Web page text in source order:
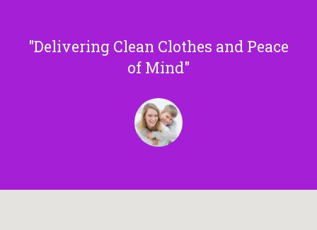
Delivering Clean Clothes and Peace
of Mind